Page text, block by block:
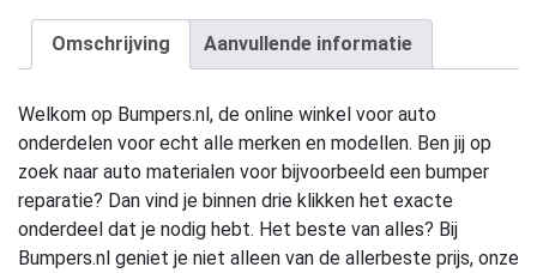
Omschrijving Aanvullende informatie
Welkom op Bumpers.nl, de online winkel voor auto
onderdelen voor echt alle merken en modellen. Ben jij op
zoek naar auto materialen voor bijvoorbeeld een bumper
reparatie? Dan vind je binnen drie klikken het exacte
onderdeel dat je nodig hebt. Het beste van alles? Bij
Bumpers.nl geniet je niet alleen van de allerbeste prijs, onze